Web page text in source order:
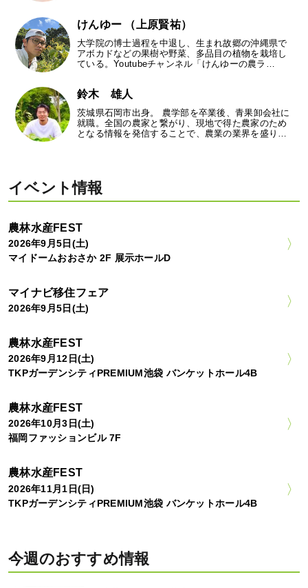
けんゆー （上原賢祐）
大学院の博士過程を中退し、生まれ故郷の沖縄県で
アボカドなどの果樹や野菜、多品目の植物を栽培し
ている。Youtubeチャンネル「けんゆーの農ラ…
鈴木 雄人
茨城県石岡市出身。 農学部を卒業後、青果卸会社に
就職。全国の農家と繋がり、現地で得た農家のため
となる情報を発信することで、農業の業界を盛り…
イベント情報
農林水産FEST
2026年9月5日(土)
マイドームおおさか 2F 展示ホールD
マイナビ移住フェア
2026年9月5日(土)
農林水産FEST
2026年9月12日(土)
TKPガーデンシティPREMIUM池袋 バンケットホール4B
農林水産FEST
2026年10月3日(土)
福岡ファッションビル 7F
農林水産FEST
2026年11月1日(日)
TKPガーデンシティPREMIUM池袋 バンケットホール4B
今週のおすすめ情報